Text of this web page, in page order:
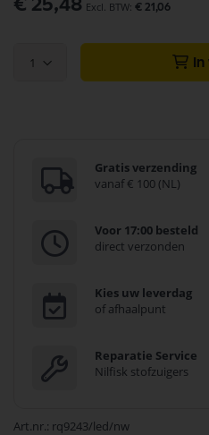
€ 25,48 € 21,06
1
Gratis verzending
vanaf € 100 (NL)
Voor 17:00 besteld
direct verzonden
Kies uw leverdag
of afhaalpunt
Reparatie Service
Nilfisk stofzuigers
Art.nr. rq9243/led/nw
gallerij